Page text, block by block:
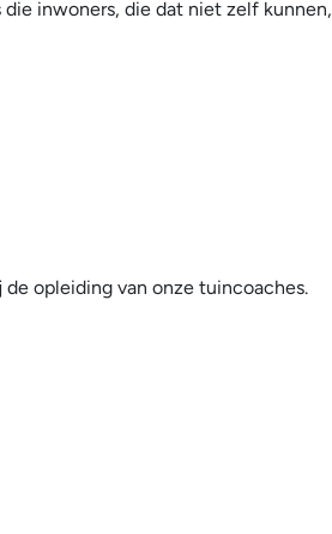
inwoners, die dat niet zelf kunnen,
opleiding van onze tuincoaches.